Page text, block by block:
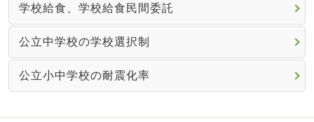
学校給食、学校給食民間委託
公立中学校の学校選択制
公立小中学校の耐震化率